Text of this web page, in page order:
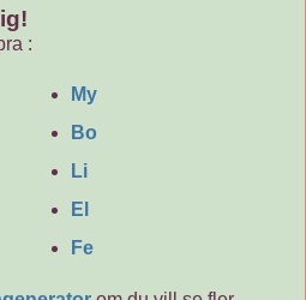
:
My
Bo
Li
El
Fe